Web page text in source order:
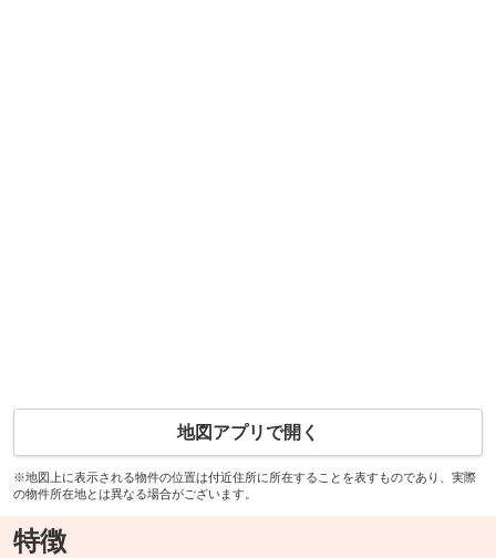
地図アプリで開く
※地図上に表示される物件の位置は付近住所に所在することを表すものであり、実際
の物件所在地とは異なる場合がございます。
特徴